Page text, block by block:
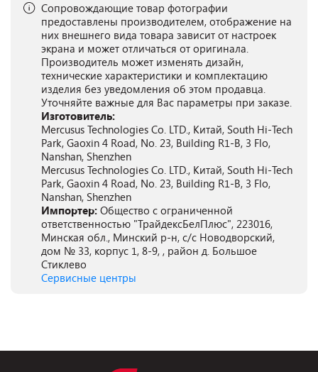
Сопровождающие товар фотографии
предоставлены производителем, отображение на
них внешнего вида товара зависит от настроек
экрана и может отличаться от оригинала.
Производитель может изменять дизайн,
технические характеристики и комплектацию
изделия без уведомления об этом продавца.
Уточняйте важные для Вас параметры при заказе.
Изготовитель:
Mercusus Technologies Co. LTD., Китай, South Hi-Tech
Park, Gaoxin 4 Road, No. 23, Building R1-B, 3 Flo,
Nanshan, Shenzhen
Mercusus Technologies Co. LTD., Китай, South Hi-Tech
Park, Gaoxin 4 Road, No. 23, Building R1-B, 3 Flo,
Nanshan, Shenzhen
Импортер: Общество с ограниченной
ответственностью "ТрайдексБелПлюс", 223016,
Минская обл., Минский р-н, с/с Новодворский,
дом № 33, корпус 1, 8-9, , район д. Большое
Стиклево
Сервисные центры